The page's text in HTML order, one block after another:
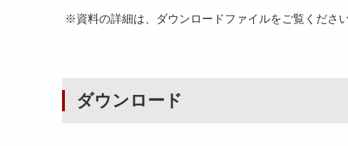
※資料の詳細は、ダウンロードファイルをご覧ください
ダウンロード